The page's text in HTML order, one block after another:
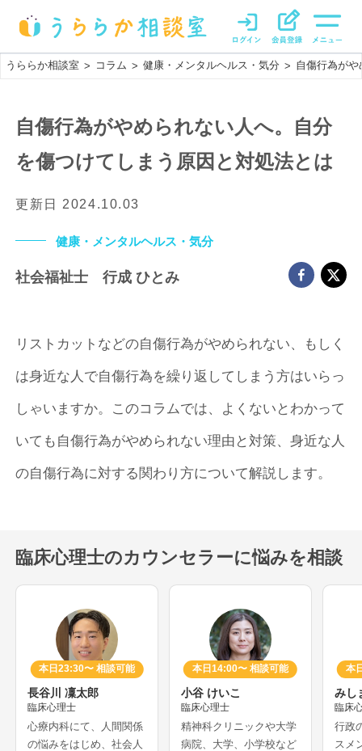
うららか相談室 > コラム > 健康・メンタルヘルス・気分 > 自傷行為が
自傷行為がやめられない人へ。自分
を傷つけてしまう原因と対処法とは
更新日 2024.10.03
健康・メンタルヘルス・気分
社会福祉士 行成 ひとみ
リストカットなどの自傷行為がやめられない、もしく
は身近な人で自傷行為を繰り返してしまう方はいらっ
しゃいますか。このコラムでは、よくないとわかって
いても自傷行為がやめられない理由と対策、身近な人
の自傷行為に対する関わり方について解説します。
臨床心理士のカウンセラーに悩みを相談
本日23:30〜 相談可能
長谷川 凜太郎
臨床心理士
心療内科にて、人間関係
の悩みをはじめ、社会人
本日14:00〜 相談可能
小谷 けいこ
臨床心理士
精神科クリニックや大学
病院、大学、小学校など
本
みし
臨床
行政
スメ